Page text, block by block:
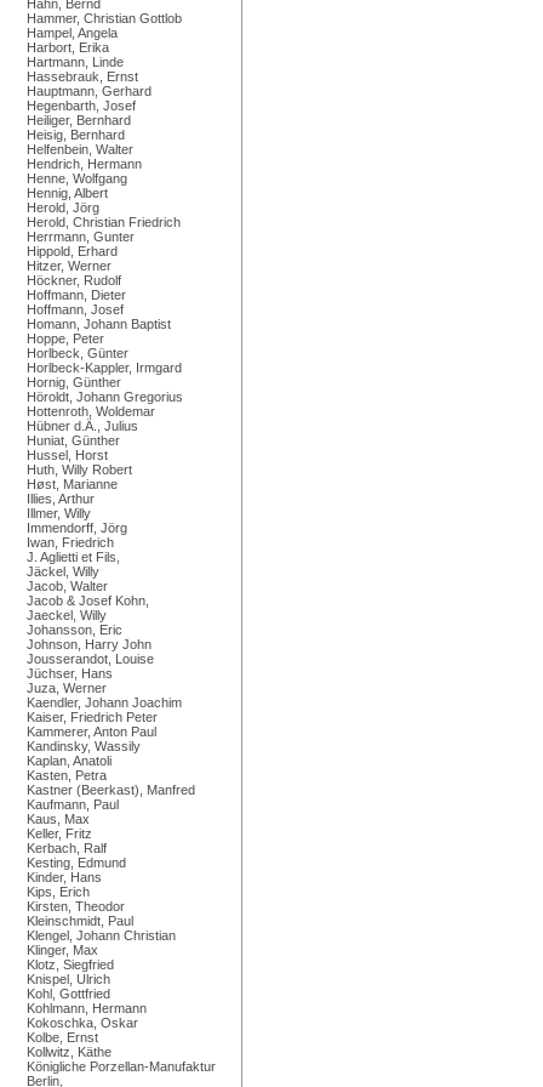
Hahn, Bernd
Hammer, Christian Gottlob
Hampel, Angela
Harbort, Erika
Hartmann, Linde
Hassebrauk, Ernst
Hauptmann, Gerhard
Hegenbarth, Josef
Heiliger, Bernhard
Heisig, Bernhard
Helfenbein, Walter
Hendrich, Hermann
Henne, Wolfgang
Hennig, Albert
Herold, Jörg
Herold, Christian Friedrich
Herrmann, Gunter
Hippold, Erhard
Hitzer, Werner
Höckner, Rudolf
Hoffmann, Dieter
Hoffmann, Josef
Homann, Johann Baptist
Hoppe, Peter
Horlbeck, Günter
Horlbeck-Kappler, Irmgard
Hornig, Günther
Höroldt, Johann Gregorius
Hottenroth, Woldemar
Hübner d.Ä., Julius
Huniat, Günther
Hussel, Horst
Huth, Willy Robert
Høst, Marianne
Illies, Arthur
Illmer, Willy
Immendorff, Jörg
Iwan, Friedrich
J. Aglietti et Fils,
Jäckel, Willy
Jacob, Walter
Jacob & Josef Kohn,
Jaeckel, Willy
Johansson, Eric
Johnson, Harry John
Jousserandot, Louise
Jüchser, Hans
Juza, Werner
Kaendler, Johann Joachim
Kaiser, Friedrich Peter
Kammerer, Anton Paul
Kandinsky, Wassily
Kaplan, Anatoli
Kasten, Petra
Kastner (Beerkast), Manfred
Kaufmann, Paul
Kaus, Max
Keller, Fritz
Kerbach, Ralf
Kesting, Edmund
Kinder, Hans
Kips, Erich
Kirsten, Theodor
Kleinschmidt, Paul
Klengel, Johann Christian
Klinger, Max
Klotz, Siegfried
Knispel, Ulrich
Kohl, Gottfried
Kohlmann, Hermann
Kokoschka, Oskar
Kolbe, Ernst
Kollwitz, Käthe
Königliche Porzellan-Manufaktur
Berlin,